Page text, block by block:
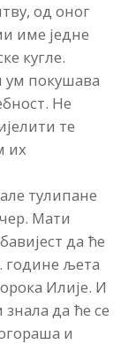
од оног
име једне
кугле.
ум покушава
Не
те
их
тулипане
Мати
да ће
године љета
Илије. И
да ће се
и